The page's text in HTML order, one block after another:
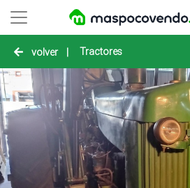
volver | Tractores